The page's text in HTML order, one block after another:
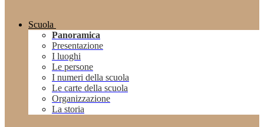
Scuola
Panoramica
Presentazione
I luoghi
Le persone
I numeri della scuola
Le carte della scuola
Organizzazione
La storia